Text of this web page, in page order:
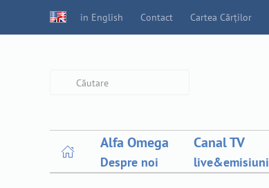
in English Contact Cartea Cărților
Alfa Omega
Despre noi
Canal TV
live&emisiuni